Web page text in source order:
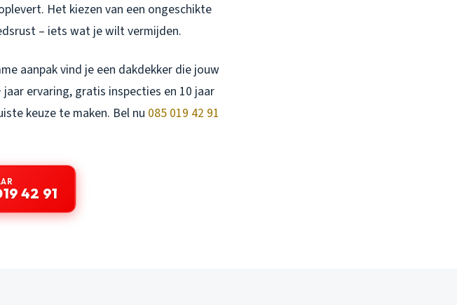
Het kiezen van een ongeschikte
– iets wat je wilt vermijden.
aanpak vind je een dakdekker die jouw
ervaring, gratis inspecties en 10 jaar
keuze te maken. Bel nu 085 019 42 91
42 91